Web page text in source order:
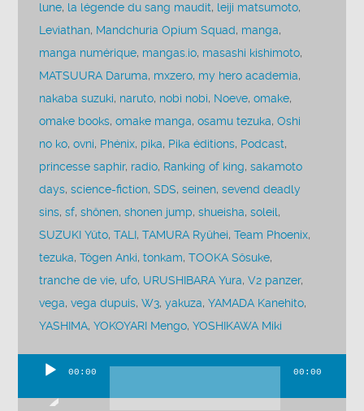
lune, la légende du sang maudit, leiji matsumoto,
Leviathan, Mandchuria Opium Squad, manga,
manga numérique, mangas.io, masashi kishimoto,
MATSUURA Daruma, mxzero, my hero academia,
nakaba suzuki, naruto, nobi nobi, Noeve,omake,
omake books,omake manga,osamu tezuka,Oshi
no ko,ovni, Phénix, pika, Pika éditions, Podcast,
princesse saphir, radio, Ranking of king,sakamoto
days,science-fiction,SDS,seinen,sevend deadly
sins,sf,shônen,shonen jump,shueisha,soleil,
SUZUKI Yûto,TALI,TAMURA Ryûhei,Team Phoenix,
tezuka,Tôgen Anki,tonkam,TOOKA Sôsuke,
tranche de vie, ufo, URUSHIBARA Yura,V2 panzer,
vega,vega dupuis,W3,yakuza,YAMADA Kanehito,
YASHIMA,YOKOYARI Mengo,YOSHIKAWA Miki
audio
00:00 00:00